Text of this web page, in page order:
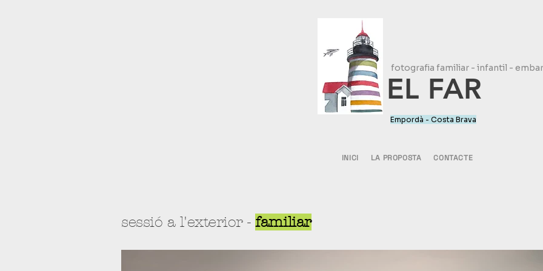
fotografia familiar - infantil -
EL FAR
Empordà - Costa Brava
INICI LA PROPOSTA CONTACTE
sessió a l'exterior -familiar